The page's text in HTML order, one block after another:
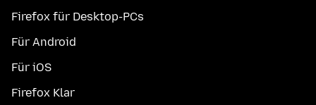
Firefox für Desktop-PCs
Für Android
Für iOS
Firefox Klar